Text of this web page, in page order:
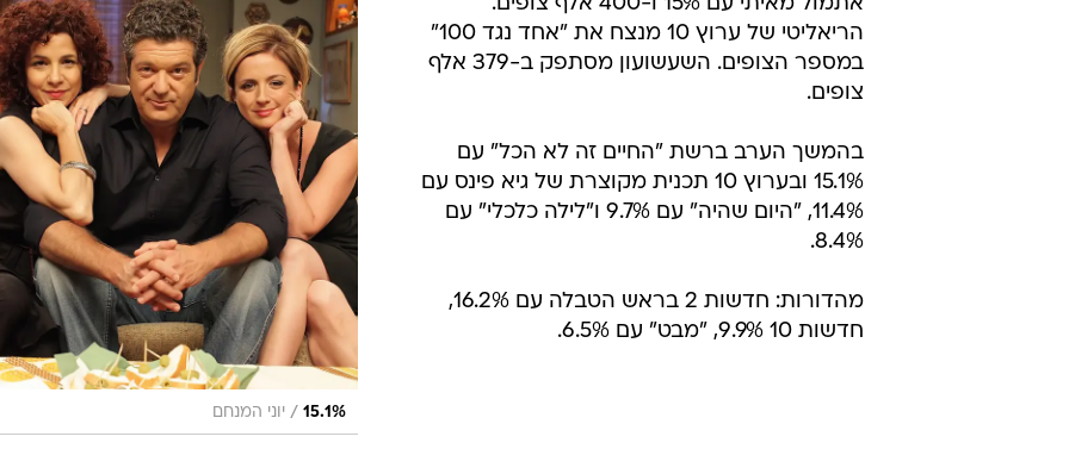
15.1%
/ יוני המנחם
הריאליטי של ערוץ 10 מנצח את "אחד נגד 100"
במספר הצופים. השעשועון מסתפק ב-379 אלף
צופים.
בהמשך הערב ברשת "החיים זה לא הכל" עם
15.1% ובערוץ 10 תכנית מקוצרת של גיא פינס עם
11.4%, "היום שהיה" עם 9.7% ו"לילה כלכלי" עם
8.4%.
מהדורות: חדשות 2 בראש הטבלה עם 16.2%,
חדשות 10 9.9%, "מבט" עם 6.5%.